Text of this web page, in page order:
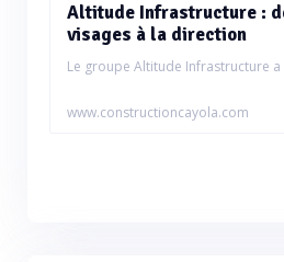
Altitude Infrastructure :
visages à la direction
Le groupe Altitude Infrastructure a
www.constructioncayola.com